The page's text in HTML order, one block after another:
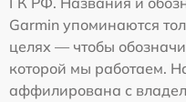
Garmin упоминаются
целях — чтобы
которой мы работаем.
аффилирована с